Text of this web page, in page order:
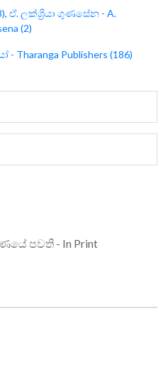
, ඒ. ලක්ශ්‍රියා ගුණසේන - A.
(2)
- Tharanga Publishers (186)
පවති - In Print